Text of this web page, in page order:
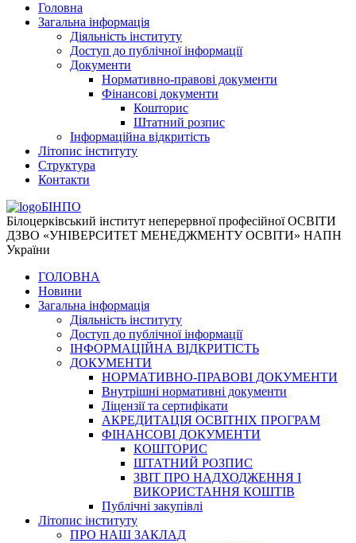
Головна
Загальна інформація
Діяльність інституту
Доступ до публічної інформації
Документи
Нормативно-правові документи
Фінансові документи
Кошторис
Штатний розпис
Інформаційна відкритість
Літопис інституту
Структура
Контакти
БІНПО
Білоцерківський інститут неперервної професійної ОСВІТИ
ДЗВО «УНІВЕРСИТЕТ МЕНЕДЖМЕНТУ ОСВІТИ» НАПН
України
ГОЛОВНА
Новини
Загальна інформація
Діяльність інституту
Доступ до публічної інформації
ІНФОРМАЦІЙНА ВІДКРИТІСТЬ
ДОКУМЕНТИ
НОРМАТИВНО-ПРАВОВІ ДОКУМЕНТИ
Внутрішні нормативні документи
Ліцензії та сертифікати
АКРЕДИТАЦІЯ ОСВІТНІХ ПРОГРАМ
ФІНАНСОВІ ДОКУМЕНТИ
КОШТОРИС
ШТАТНИЙ РОЗПИС
ЗВІТ ПРО НАДХОДЖЕННЯ І
ВИКОРИСТАННЯ КОШТІВ
Публічні закупівлі
Літопис інституту
ПРО НАШ ЗАКЛАД